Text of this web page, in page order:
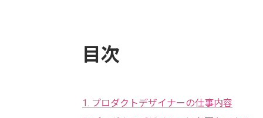
目次
1. プロダクトデザイナーの仕事内容